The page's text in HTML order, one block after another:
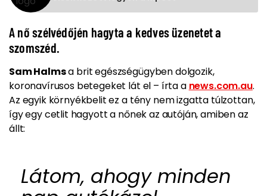
A nő szélvédőjén hagyta a kedves üzenetet a
szomszéd.
Sam Halmsa brit egészségügyben dolgozik,
koronavírusos betegeket lát el – írta a news.com.au.
Az egyik környékbelit ez a tény nem izgatta túlzottan,
így egy cetlit hagyott a nőnek az autóján, amiben az
állt:
Látom, ahogy minden